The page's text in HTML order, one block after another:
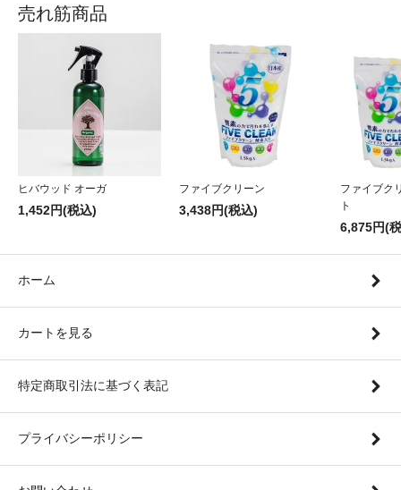
売れ筋商品
ヒバウッド オーガ
1,452円(税込)
ファイブクリーン
3,438円(税込)
ファイブク
ト
6,875円(
ホーム
カートを見る
特定商取引法に基づく表記
プライバシーポリシー